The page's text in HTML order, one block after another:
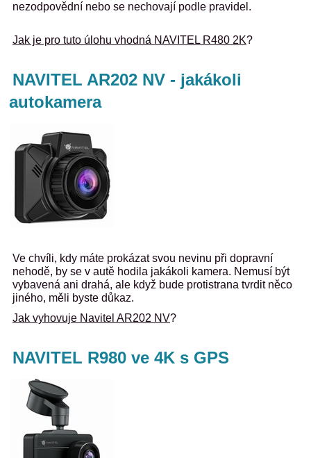
nezodpovědní nebo se nechovají podle pravidel.
Jak je pro tuto úlohu vhodná NAVITEL R480 2K?
NAVITEL AR202 NV - jakákoli
autokamera
Ve chvíli, kdy máte prokázat svou nevinu při dopravní
nehodě, by se v autě hodila jakákoli kamera. Nemusí být
vybavená ani drahá, ale když bude protistrana tvrdit něco
jiného, měli byste důkaz.
Jak vyhovuje Navitel AR202 NV?
NAVITEL R980 ve 4K s GPS